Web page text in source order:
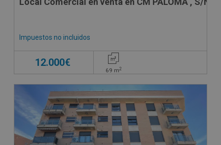
Impuestos no incluidos
12.000€
69 m2